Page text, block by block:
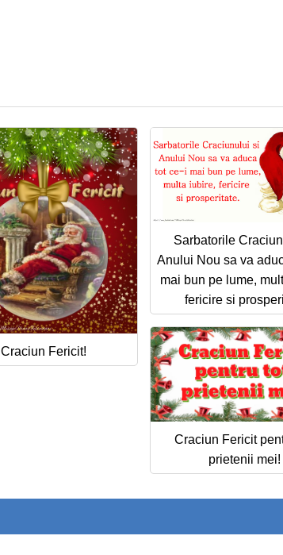
Craciun Fericit!
Sarbatorile
Anului Nou sa va
mai bun pe lume,
fericire si
Craciun Fericit
prietenii mei!